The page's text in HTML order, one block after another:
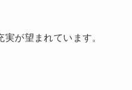
が望まれています。